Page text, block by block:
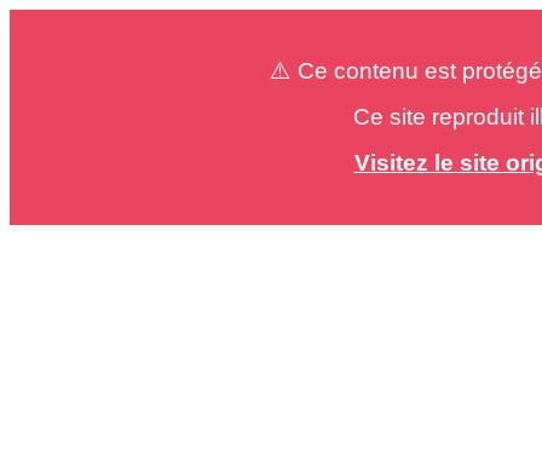
⚠️ Ce contenu est
Ce site reproduit
Visitez le site